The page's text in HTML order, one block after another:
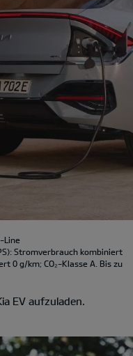
Line
Stromverbrauch kombiniert
0 g/km; CO₂-Klasse A. Bis zu
EV aufzuladen.